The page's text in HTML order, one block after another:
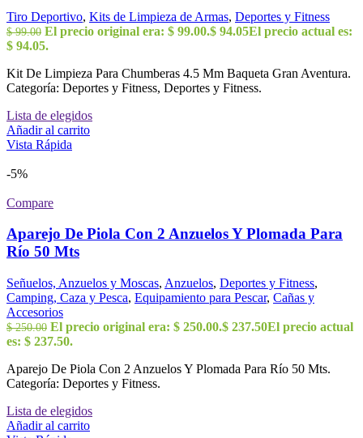
Tiro Deportivo, Kits de Limpieza de Armas, Deportes y Fitness
$99.00 El precio original era: $ 99.00.$ 94.05El precio actual es:
$ 94.05.
Kit De Limpieza Para Chumberas 4.5 Mm Baqueta Gran Aventura.
Categoría: Deportes y Fitness, Deportes y Fitness.
Lista de elegidos
Añadir al carrito
Vista Rápida
-5%
Compare
Aparejo De Piola Con 2 Anzuelos Y Plomada Para
Río 50 Mts
Señuelos, Anzuelos y Moscas, Anzuelos, Deportes y Fitness,
Camping, Caza y Pesca, Equipamiento para Pescar, Cañas y
Accesorios
$250.00 El precio original era: $ 250.00.$ 237.50El precio actual
es: $ 237.50.
Aparejo De Piola Con 2 Anzuelos Y Plomada Para Río 50 Mts.
Categoría: Deportes y Fitness.
Lista de elegidos
Añadir al carrito